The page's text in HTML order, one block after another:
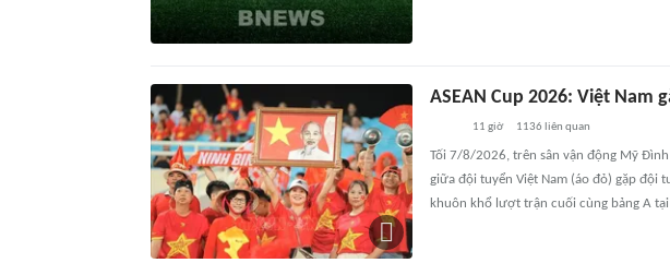
ASEAN Cup 2026: Việt Nam
11 giờ 1136 liên quan
Tối 7/8/2026, trên sân vận động Mỹ
giữa đội tuyển Việt Nam (áo đỏ) gặp đội
khuôn khổ lượt trận cuối cùng bảng A tại